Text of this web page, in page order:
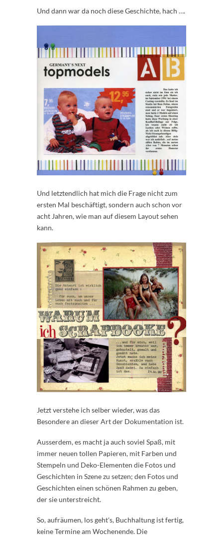
Und dann war da noch diese Geschichte, hach ….
Und letztendlich hat mich die Frage nicht zum
ersten Mal beschäftigt, sondern auch schon vor
acht Jahren, wie man auf diesem Layout sehen
kann.
Jetzt verstehe ich selber wieder, was das
Besondere an dieser Art der Dokumentation ist.
Ausserdem, es macht ja auch soviel Spaß, mit
immer neuen tollen Papieren, mit Farben und
Stempeln und Deko-Elementen die Fotos und
Geschichten in Szene zu setzen; den Fotos und
Geschichten einen schönen Rahmen zu geben,
der sie unterstreicht.
So, aufräumen, los geht's, Buchhaltung ist fertig,
keine Termine am Wochenende. Die